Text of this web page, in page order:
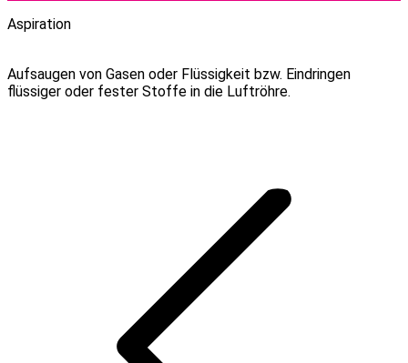
Aspiration
Aufsaugen von Gasen oder Flüssigkeit bzw. Eindringen
flüssiger oder fester Stoffe in die Luftröhre.